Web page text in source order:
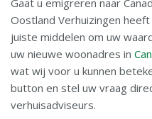
Gaat u emigreren naar
Oostland Verhuizingen
juiste middelen om uw
uw nieuwe woonadres in
wat wij voor u kunnen
button en stel uw vraag
verhuisadviseurs.